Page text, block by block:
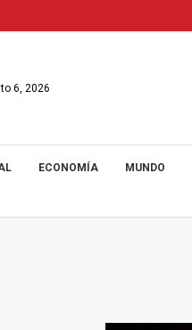
6, 2026
ECONOMÍA MUNDO